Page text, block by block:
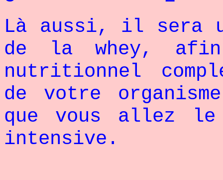
Là aussi, il sera
de la whey,
nutritionnel
de votre
que vous allez
intensive.